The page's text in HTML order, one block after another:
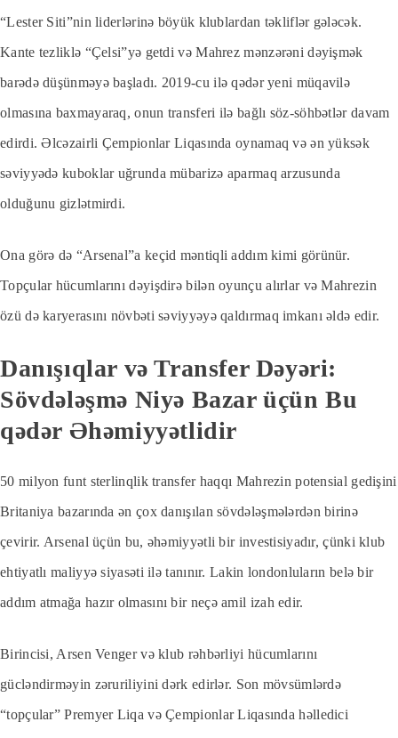
“Lester Siti”nin liderlərinə böyük klublardan təkliflər gələcək.
Kante tezliklə “Çelsi”yə getdi və Mahrez mənzərəni dəyişmək
barədə düşünməyə başladı. 2019-cu ilə qədər yeni müqavilə
olmasına baxmayaraq, onun transferi ilə bağlı söz-söhbətlər davam
edirdi. Əlcəzairli Çempionlar Liqasında oynamaq və ən yüksək
səviyyədə kuboklar uğrunda mübarizə aparmaq arzusunda
olduğunu gizlətmirdi.
Ona görə də “Arsenal”a keçid məntiqli addım kimi görünür.
Topçular hücumlarını dəyişdirə bilən oyunçu alırlar və Mahrezin
özü də karyerasını növbəti səviyyəyə qaldırmaq imkanı əldə edir.
Danışıqlar və Transfer Dəyəri:
Sövdələşmə Niyə Bazar üçün Bu
qədər Əhəmiyyətlidir
50 milyon funt sterlinqlik transfer haqqı Mahrezin potensial gedişini
Britaniya bazarında ən çox danışılan sövdələşmələrdən birinə
çevirir. Arsenal üçün bu, əhəmiyyətli bir investisiyadır, çünki klub
ehtiyatlı maliyyə siyasəti ilə tanınır. Lakin londonluların belə bir
addım atmağa hazır olmasını bir neçə amil izah edir.
Birincisi, Arsen Venger və klub rəhbərliyi hücumlarını
gücləndirməyin zəruriliyini dərk edirlər. Son mövsümlərdə
“topçular” Premyer Liqa və Çempionlar Liqasında həlledici